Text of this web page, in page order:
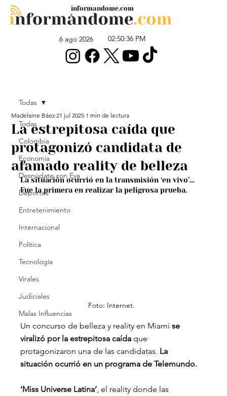
6 ago 2026 02:50:36 PM
informandome.com
Todas
Colombia
Economía
Desnúdate con Eva
Deportes
Entretenimiento
Internacional
Política
Tecnología
Virales
Judiciales
Malas Influencias
Todas
La estrepitosa caída que
protagonizó candidata de
afamado reality de belleza
Madelaine Báez 21 jul 2025 1 min de lectura
La situación ocurrió en la transmisión ‘en vivo’…
Fue la primera en realizar la peligrosa prueba.
Foto: Internet.
Un concurso de belleza y reality en Miami se
viralizó por la estrepitosa caída que
protagonizaron una de las candidatas. La
situación ocurrió en un programa de Telemundo.
‘Miss Universe Latina’ , el reality donde las